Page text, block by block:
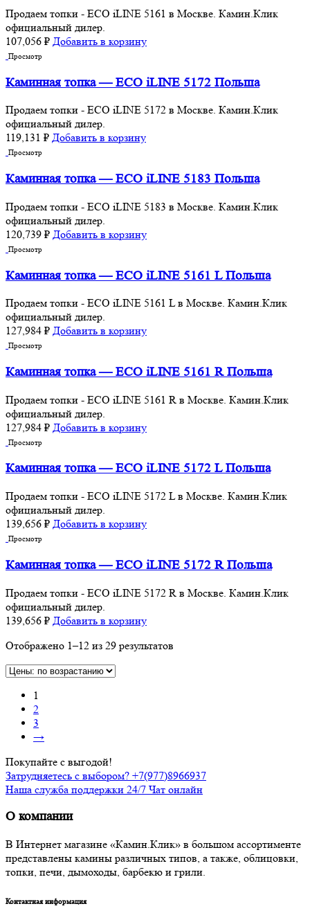
Продаем топки - ECO iLINE 5161 в Москве. Камин.Клик
официальный дилер.
107,056 ₽ Добавить в корзину
Просмотр
Каминная топка — ECO iLINE 5172 Польша
Продаем топки - ECO iLINE 5172 в Москве. Камин.Клик
официальный дилер.
119,131 ₽ Добавить в корзину
Просмотр
Каминная топка — ECO iLINE 5183 Польша
Продаем топки - ECO iLINE 5183 в Москве. Камин.Клик
официальный дилер.
120,739 ₽ Добавить в корзину
Просмотр
Каминная топка — ECO iLINE 5161 L Польша
Продаем топки - ECO iLINE 5161 L в Москве. Камин.Клик
официальный дилер.
127,984 ₽ Добавить в корзину
Просмотр
Каминная топка — ECO iLINE 5161 R Польша
Продаем топки - ECO iLINE 5161 R в Москве. Камин.Клик
официальный дилер.
127,984 ₽ Добавить в корзину
Просмотр
Каминная топка — ECO iLINE 5172 L Польша
Продаем топки - ECO iLINE 5172 L в Москве. Камин.Клик
официальный дилер.
139,656 ₽ Добавить в корзину
Просмотр
Каминная топка — ECO iLINE 5172 R Польша
Продаем топки - ECO iLINE 5172 R в Москве. Камин.Клик
официальный дилер.
139,656 ₽ Добавить в корзину
Отображено 1–12 из 29 результатов
1
2
3
→
Покупайте с выгодой!
Затрудняетесь с выбором? +7(977)8966937
Наша служба поддержки 24/7 Чат онлайн
О компании
В Интернет магазине «Камин.Клик» в большом ассортименте
представлены камины различных типов, а также, облицовки,
топки, печи, дымоходы, барбекю и грили.
Контактная информация